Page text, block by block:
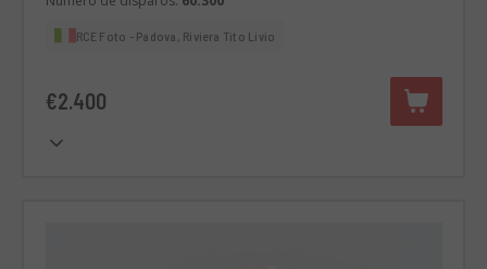
RCE Foto - Padova, Riviera Tito Livio
€2.400